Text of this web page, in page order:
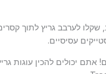
לערבב גריץ לתוך
עסיסיים.
אתם יכולים להכין עוגות